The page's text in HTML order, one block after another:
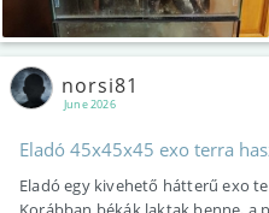
June 2026
norsi81
Eladó 45x45x45 exo terra
Eladó egy kivehető hátterű exo